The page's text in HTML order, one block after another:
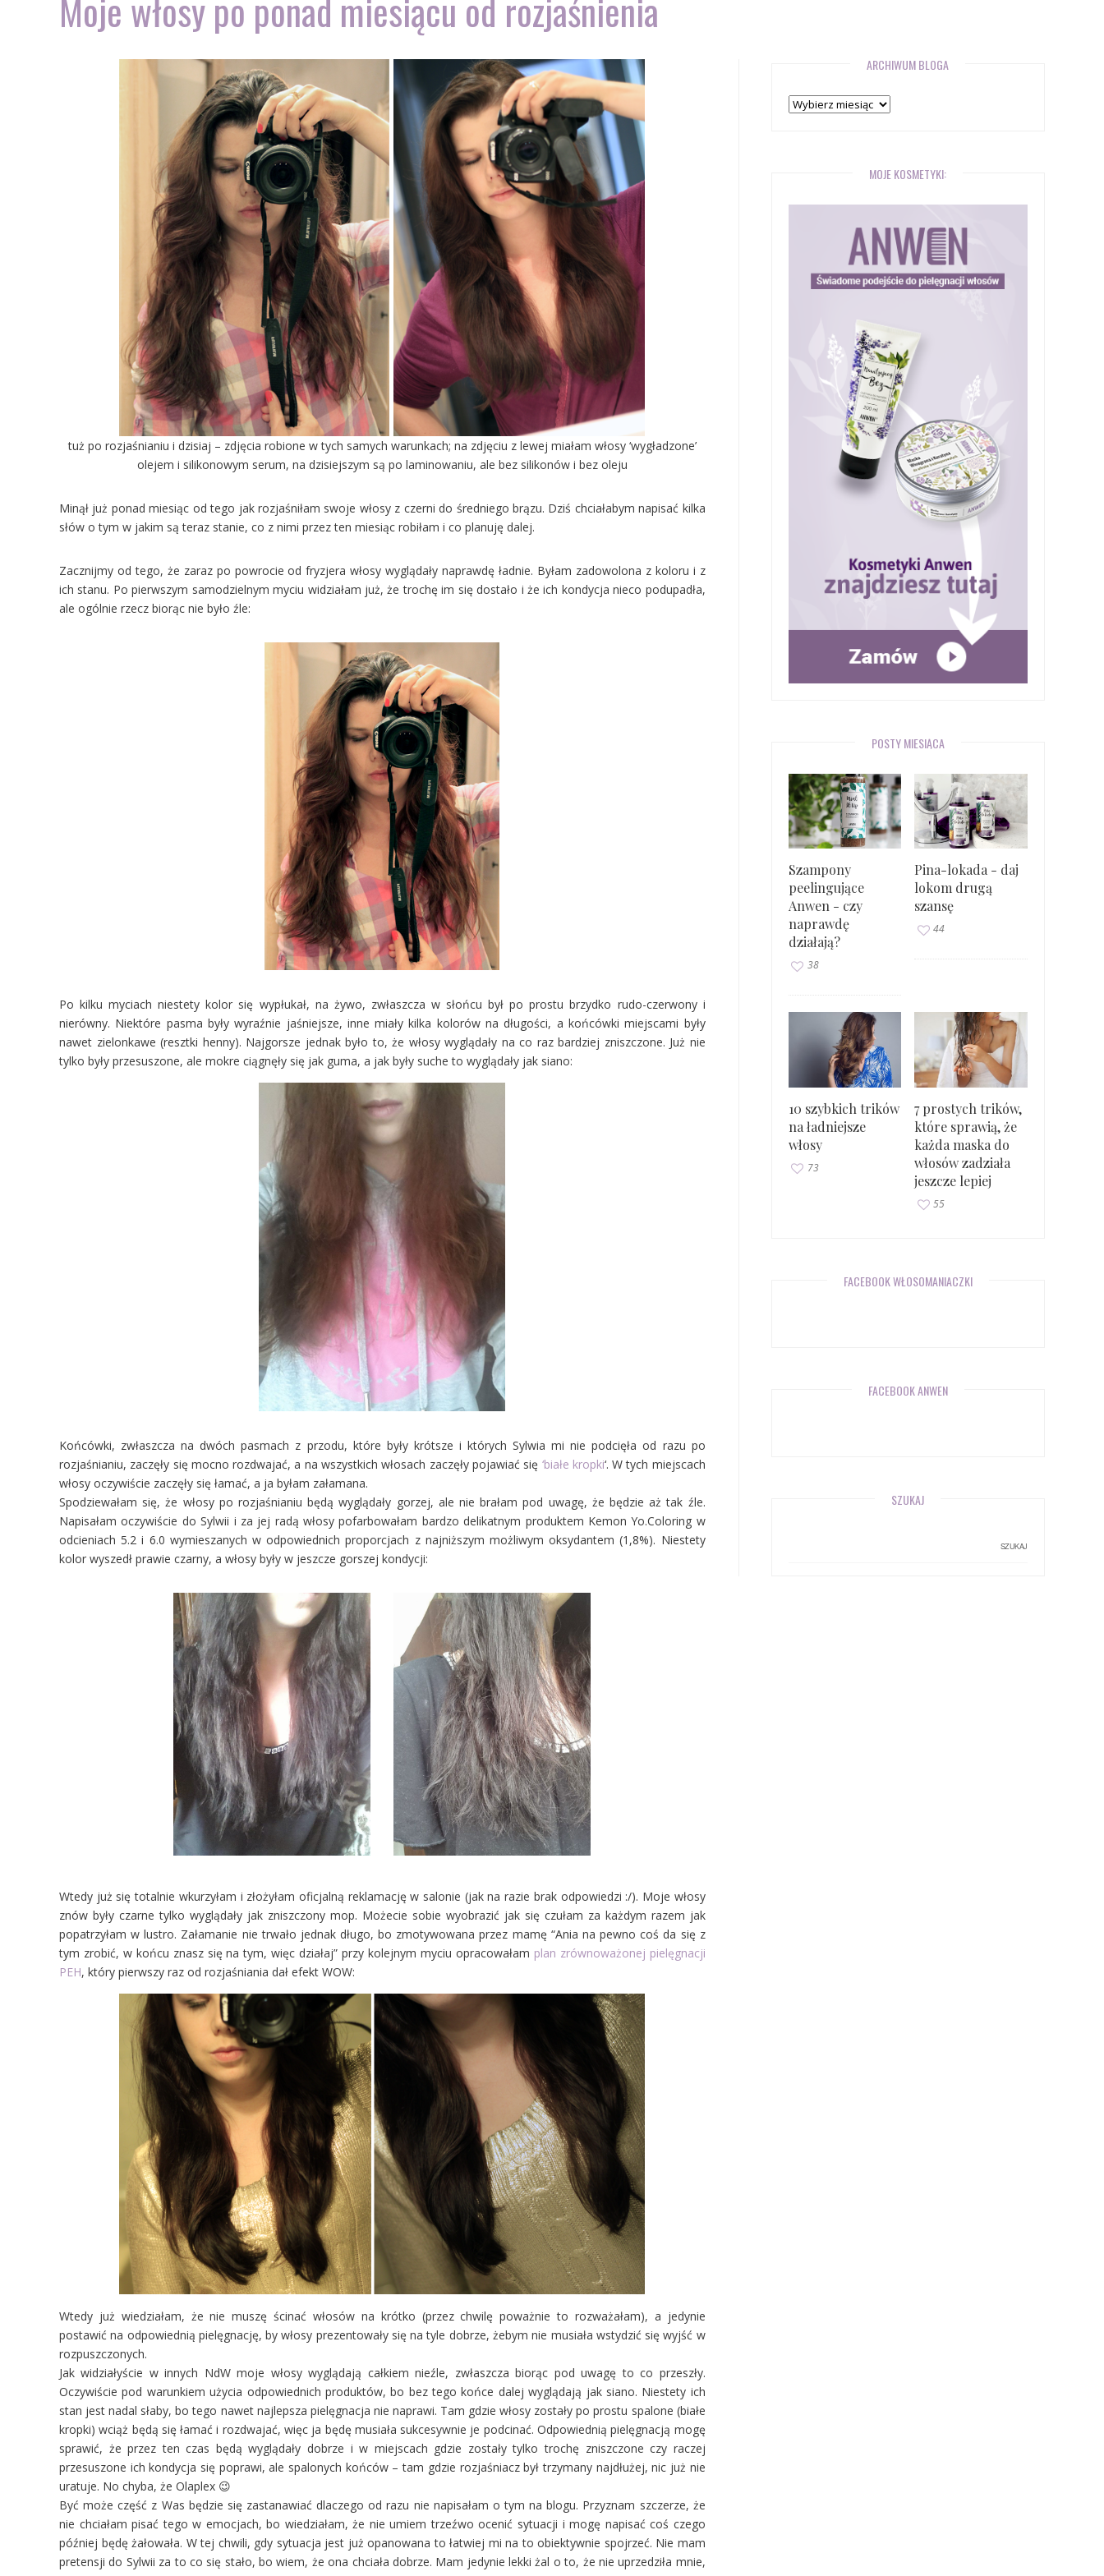
Moje włosy po ponad miesiącu od rozjaśnienia
tuż po rozjaśnianiu i dzisiaj – zdjęcia robione w tych samych warunkach; na zdjęciu z lewej miałam włosy ‘wygładzone’
olejem i silikonowym serum, na dzisiejszym są po laminowaniu, ale bez silikonów i bez oleju
Minął już ponad miesiąc od tego jak rozjaśniłam swoje włosy z czerni do średniego brązu. Dziś chciałabym napisać kilka
słów o tym w jakim są teraz stanie, co z nimi przez ten miesiąc robiłam i co planuję dalej.
Zacznijmy od tego, że zaraz po powrocie od fryzjera włosy wyglądały naprawdę ładnie. Byłam zadowolona z koloru i z
ich stanu. Po pierwszym samodzielnym myciu widziałam już, że trochę im się dostało i że ich kondycja nieco podupadła,
ale ogólnie rzecz biorąc nie było źle:
Po kilku myciach niestety kolor się wypłukał, na żywo, zwłaszcza w słońcu był po prostu brzydko rudo-czerwony i
nierówny. Niektóre pasma były wyraźnie jaśniejsze, inne miały kilka kolorów na długości, a końcówki miejscami były
nawet zielonkawe (resztki henny). Najgorsze jednak było to, że włosy wyglądały na co raz bardziej zniszczone. Już nie
tylko były przesuszone, ale mokre ciągnęły się jak guma, a jak były suche to wyglądały jak siano:
Końcówki, zwłaszcza na dwóch pasmach z przodu, które były krótsze i których Sylwia mi nie podcięła od razu po
rozjaśnianiu, zaczęły się mocno rozdwajać, a na wszystkich włosach zaczęły pojawiać się ‘białe kropki‘. W tych miejscach
włosy oczywiście zaczęły się łamać, a ja byłam załamana.
Spodziewałam się, że włosy po rozjaśnianiu będą wyglądały gorzej, ale nie brałam pod uwagę, że będzie aż tak źle.
Napisałam oczywiście do Sylwii i za jej radą włosy pofarbowałam bardzo delikatnym produktem Kemon Yo.Coloring w
odcieniach 5.2 i 6.0 wymieszanych w odpowiednich proporcjach z najniższym możliwym oksydantem (1,8%). Niestety
kolor wyszedł prawie czarny, a włosy były w jeszcze gorszej kondycji:
Wtedy już się totalnie wkurzyłam i złożyłam oficjalną reklamację w salonie (jak na razie brak odpowiedzi :/). Moje włosy
znów były czarne tylko wyglądały jak zniszczony mop. Możecie sobie wyobrazić jak się czułam za każdym razem jak
popatrzyłam w lustro. Załamanie nie trwało jednak długo, bo zmotywowana przez mamę “Ania na pewno coś da się z
tym zrobić, w końcu znasz się na tym, więc działaj” przy kolejnym myciu opracowałam plan zrównoważonej pielęgnacji
PEH, który pierwszy raz od rozjaśniania dał efekt WOW:
Wtedy już wiedziałam, że nie muszę ścinać włosów na krótko (przez chwilę poważnie to rozważałam), a jedynie
postawić na odpowiednią pielęgnację, by włosy prezentowały się na tyle dobrze, żebym nie musiała wstydzić się wyjść w
rozpuszczonych.
Jak widziałyście w innych NdW moje włosy wyglądają całkiem nieźle, zwłaszcza biorąc pod uwagę to co przeszły.
Oczywiście pod warunkiem użycia odpowiednich produktów, bo bez tego końce dalej wyglądają jak siano. Niestety ich
stan jest nadal słaby, bo tego nawet najlepsza pielęgnacja nie naprawi. Tam gdzie włosy zostały po prostu spalone (białe
kropki) wciąż będą się łamać i rozdwajać, więc ja będę musiała sukcesywnie je podcinać. Odpowiednią pielęgnacją mogę
sprawić, że przez ten czas będą wyglądały dobrze i w miejscach gdzie zostały tylko trochę zniszczone czy raczej
przesuszone ich kondycja się poprawi, ale spalonych końców – tam gdzie rozjaśniacz był trzymany najdłużej, nic już nie
uratuje. No chyba, że Olaplex 😉
Być może część z Was będzie się zastanawiać dlaczego od razu nie napisałam o tym na blogu. Przyznam szczerze, że
nie chciałam pisać tego w emocjach, bo wiedziałam, że nie umiem trzeźwo ocenić sytuacji i mogę napisać coś czego
później będę żałowała. W tej chwili, gdy sytuacja jest już opanowana to łatwiej mi na to obiektywnie spojrzeć. Nie mam
pretensji do Sylwii za to co się stało, bo wiem, że ona chciała dobrze. Mam jedynie lekki żal o to, że nie uprzedziła mnie,
ARCHIWUM BLOGA
Archiwum
MOJE KOSMETYKI:
POSTY MIESIĄCA
Szampony
peelingujące
Anwen - czy
naprawdę
działają?
38
Pina-lokada - daj
lokom drugą
szansę
44
10 szybkich trików
na ładniejsze
włosy
73
7 prostych trików,
które sprawią, że
każda maska do
włosów zadziała
jeszcze lepiej
55
FACEBOOK WŁOSOMANIACZKI
FACEBOOK ANWEN
SZUKAJ